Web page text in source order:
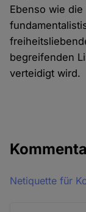
Ebenso wie
begreifenden
verteidigt wird.
Netiquette für